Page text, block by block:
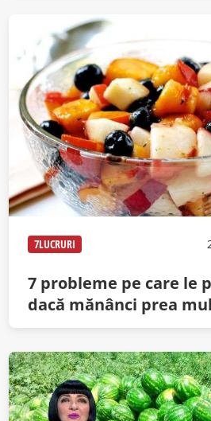
7LUCRURI
7 probleme pe care le
dacă mănânci prea